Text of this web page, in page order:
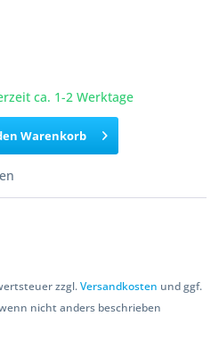
ca. 1-2 Werktage
Warenkorb
zzgl.Versandkosten und ggf.
nicht anders beschrieben